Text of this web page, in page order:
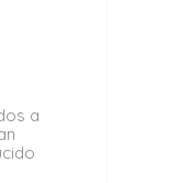
a